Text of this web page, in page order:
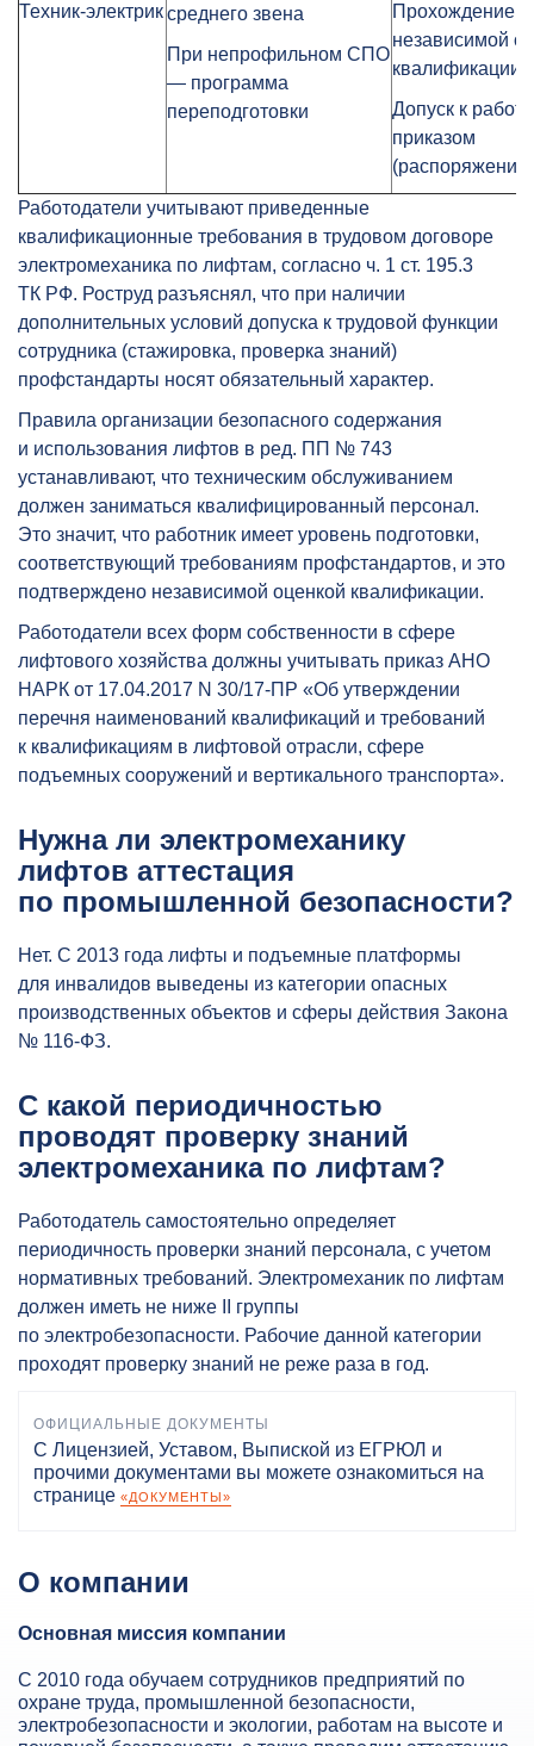
Техник-электриксреднего звена
При непрофильном СПО
— программа
переподготовки
Прохождение
независимой
квалификации
Допуск к работе
приказом
Работодатели учитывают приведенные
квалификационные требования в трудовом договоре
электромеханика по лифтам, согласно ч. 1 ст. 195.3
ТК РФ. Роструд разъяснял, что при наличии
дополнительных условий допуска к трудовой функции
сотрудника (стажировка, проверка знаний)
профстандарты носят обязательный характер.
Правила организации безопасного содержания
и использования лифтов в ред. ПП № 743
устанавливают, что техническим обслуживанием
должен заниматься квалифицированный персонал.
Это значит, что работник имеет уровень подготовки,
соответствующий требованиям профстандартов, и это
подтверждено независимой оценкой квалификации.
Работодатели всех форм собственности в сфере
лифтового хозяйства должны учитывать приказ АНО
НАРК от 17.04.2017 N 30/17-ПР «Об утверждении
перечня наименований квалификаций и требований
к квалификациям в лифтовой отрасли, сфере
подъемных сооружений и вертикального транспорта».
Нужна ли электромеханику
лифтов аттестация
по промышленной безопасности?
Нет. С 2013 года лифты и подъемные платформы
для инвалидов выведены из категории опасных
производственных объектов и сферы действия Закона
№ 116-ФЗ.
С какой периодичностью
проводят проверку знаний
электромеханика по лифтам?
Работодатель самостоятельно определяет
периодичность проверки знаний персонала, с учетом
нормативных требований. Электромеханик по лифтам
должен иметь не ниже II группы
по электробезопасности. Рабочие данной категории
проходят проверку знаний не реже раза в год.
ОФИЦИАЛЬНЫЕ ДОКУМЕНТЫ
С Лицензией, Уставом, Выпиской из ЕГРЮЛ и
прочими документами вы можете ознакомиться на
странице «ДОКУМЕНТЫ»
О компании
Основная миссия компании
С 2010 года обучаем сотрудников предприятий по
охране труда, промышленной безопасности,
электробезопасности и экологии, работам на высоте и